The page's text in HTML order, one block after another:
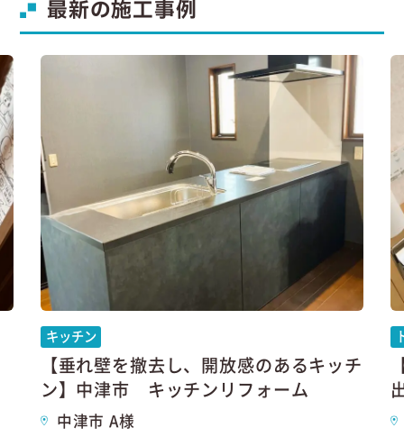
最新の施工事例
キッチン
【垂れ壁を撤去し、開放感のあるキッチ
ン】中津市 キッチンリフォーム
中津市 A様